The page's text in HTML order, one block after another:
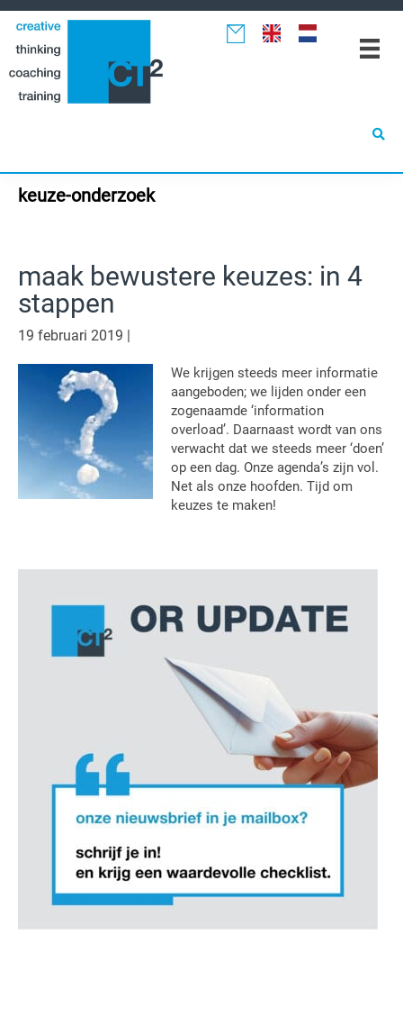
Spring
naar
hoofdnavigatie
Door
naar
Spring
naar
eerste
keuze-onderzoek
maak bewustere keuzes: in 4
stappen
19 februari 2019 |
We krijgen steeds meer informatie
aangeboden; we lijden onder een
zogenaamde ‘information
overload’. Daarnaast wordt van ons
verwacht dat we steeds meer ‘doen’
op een dag. Onze agenda’s zijn vol.
Net als onze hoofden. Tijd om
keuzes te maken!
Sidebar